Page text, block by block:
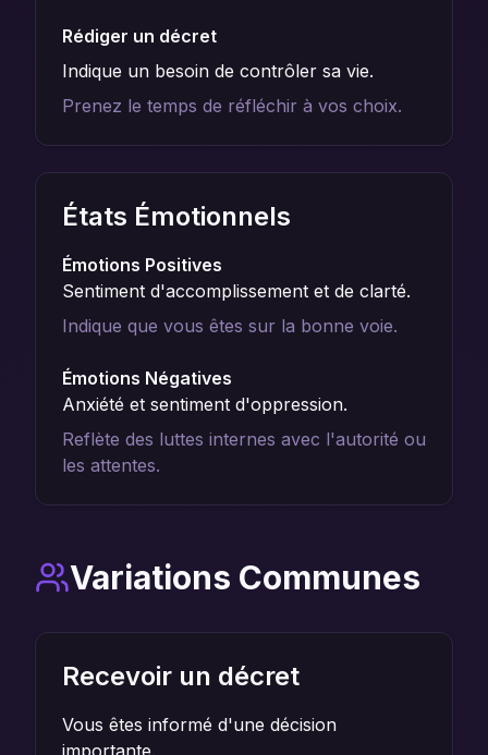
Rédiger un décret
Indique un besoin de contrôler sa vie.
Prenez le temps de réfléchir à vos choix.
États Émotionnels
Émotions Positives
Sentiment d'accomplissement et de clarté.
Indique que vous êtes sur la bonne voie.
Émotions Négatives
Anxiété et sentiment d'oppression.
Reflète des luttes internes avec l'autorité ou
les attentes.
Variations Communes
Recevoir un décret
Vous êtes informé d'une décision
importante.